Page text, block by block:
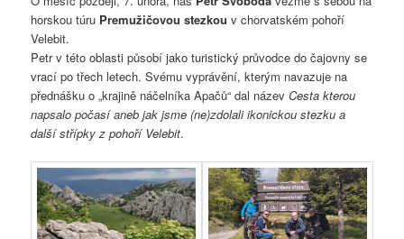
horskou túru Premužičovou stezkou v chorvatském pohoří
Velebit.
Petr v této oblasti působí jako turistický průvodce do čajovny se
vrací po třech letech. Svému vyprávění, kterým navazuje na
přednášku o „krajině náčelníka Apačů“ dal názevCesta kterou
napsalo počasí aneb jak jsme (ne)zdolali ikonickou stezku a
další střípky z pohoří Velebit.